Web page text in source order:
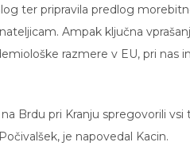
ter pripravila predlog
Ampak ključna
razmere v EU, pri nas
Brdu pri Kranju spregovorili vsi
je napovedal Kacin.